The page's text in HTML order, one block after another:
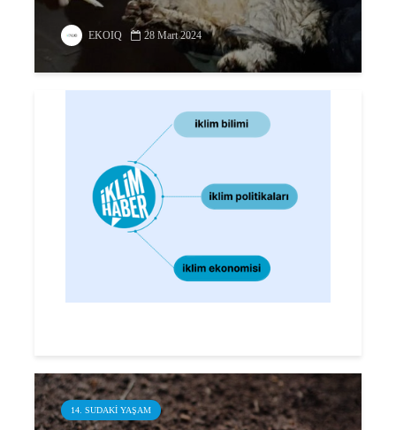
EKOIQ 28 Mart 2024
14. SUDAKI YAŞAM